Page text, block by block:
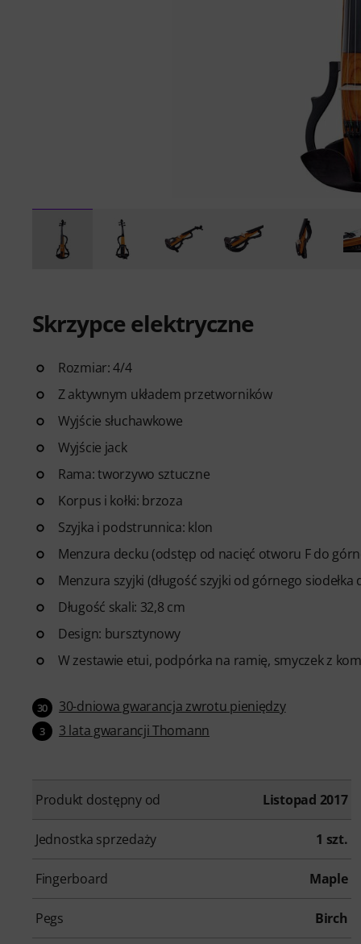
Skrzypce elektryczne
Rozmiar: 4/4
Z aktywnym układem przetworników
Wyjście słuchawkowe
Wyjście jack
Rama: tworzywo sztuczne
Korpus i kołki: brzoza
Szyjka i podstrunnica: klon
Menzura decku (odstęp od nacięć otworu F do
Menzura szyjki (długość szyjki od górnego
Długość skali: 32,8 cm
Design: bursztynowy
W zestawie etui, podpórka na ramię, smyczek z
30 30-dniowa gwarancja zwrotu pieniędzy
3 3 lata gwarancji Thomann
Produkt dostępny od Listopad 2017
Jednostka sprzedaży 1 szt.
Fingerboard Maple
Pegs Birch